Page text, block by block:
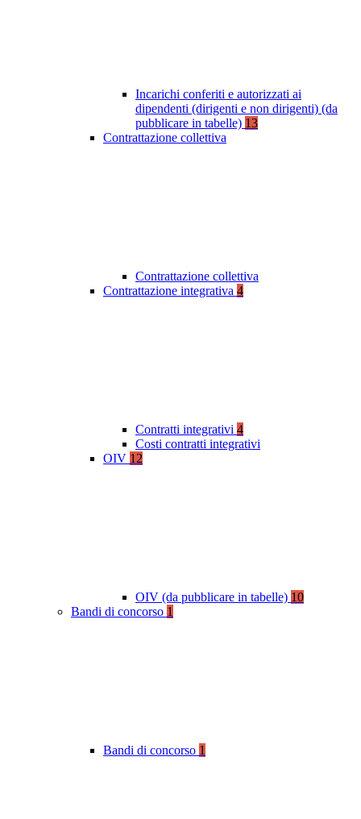
Incarichi conferiti e autorizzati ai
dipendenti (dirigenti e non dirigenti) (da
pubblicare in tabelle) 13
Contrattazione collettiva
Contrattazione collettiva
Contrattazione integrativa 4
Contratti integrativi 4
Costi contratti integrativi
OIV 12
OIV (da pubblicare in tabelle) 10
Bandi di concorso 1
Bandi di concorso 1